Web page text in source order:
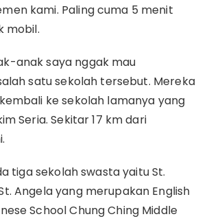
kami. Paling cuma 5 menit
mobil.
anak saya nggak mau
satu sekolah tersebut. Mereka
ke sekolah lamanya yang
Seria. Sekitar 17 km dari
tiga sekolah swasta yaitu St.
Angela yang merupakan English
School Chung Ching Middle